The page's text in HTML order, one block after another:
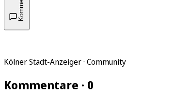
Kölner Stadt-Anzeiger · Community
Kommentare · 0